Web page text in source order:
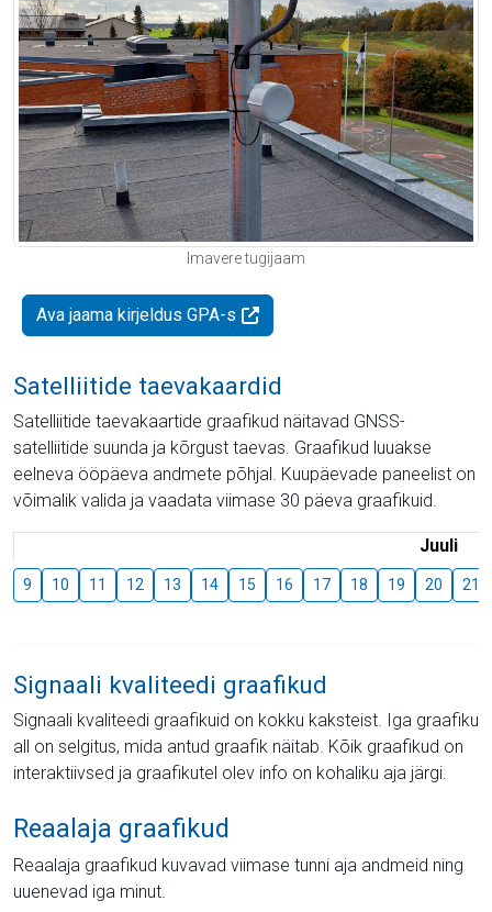
Imavere tugijaam
Ava jaama kirjeldus GPA-s
Satelliitide taevakaardid
Satelliitide taevakaartide graafikud näitavad GNSS-
satelliitide suunda ja kõrgust taevas. Graafikud luuakse
eelneva ööpäeva andmete põhjal. Kuupäevade paneelist on
võimalik valida ja vaadata viimase 30 päeva graafikuid.
Juuli
9 10 11 12 13 14 15 16 17 18 19 20 21
Signaali kvaliteedi graafikud
Signaali kvaliteedi graafikuid on kokku kaksteist. Iga graafiku
all on selgitus, mida antud graafik näitab. Kõik graafikud on
interaktiivsed ja graafikutel olev info on kohaliku aja järgi.
Reaalaja graafikud
Reaalaja graafikud kuvavad viimase tunni aja andmeid ning
uuenevad iga minut.